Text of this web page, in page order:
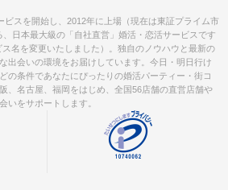
ビスを開始し、2012年に上場（現在は東証プライム市
日本最大級の「自社直営」婚活・恋活サービスです
名を変更いたしました）。独自のノウハウと最新の
出会いの環境をお届けしています。今日・明日行け
の条件であなたにぴったりの婚活パーティー・街コ
、名古屋、福岡をはじめ、全国56店舗の直営店舗や
いをサポートします。